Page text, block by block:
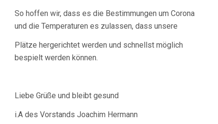
So hoffen wir, dass es die Bestimmungen um Corona
und die Temperaturen es zulassen, dass unsere
Plätze hergerichtet werden und schnellst möglich
bespielt werden können.
Liebe Grüße und bleibt gesund
i.A des Vorstands Joachim Hermann